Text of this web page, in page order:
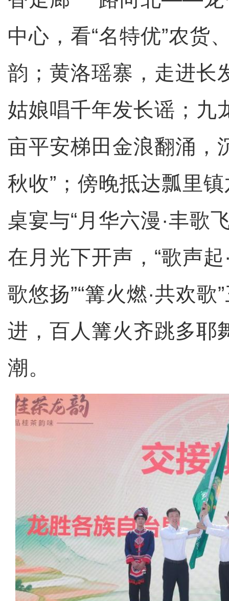
中心，看“名特优”农货
韵；黄洛瑶寨，走进长
姑娘唱千年发长谣；九
亩平安梯田金浪翻涌，
秋收”；傍晚抵达瓢里
桌宴与“月华六漫·丰歌
在月光下开声，“歌声起
歌悠扬”“篝火燃·共欢歌
进，百人篝火齐跳多耶
潮。